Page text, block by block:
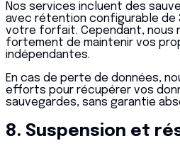
Nos services incluent des
avec rétention configurable de
votre forfait. Cependant, nous
fortement de maintenir vos
indépendantes.
En cas de perte de données,
efforts pour récupérer vos
sauvegardes, sans garantie
8. Suspension et